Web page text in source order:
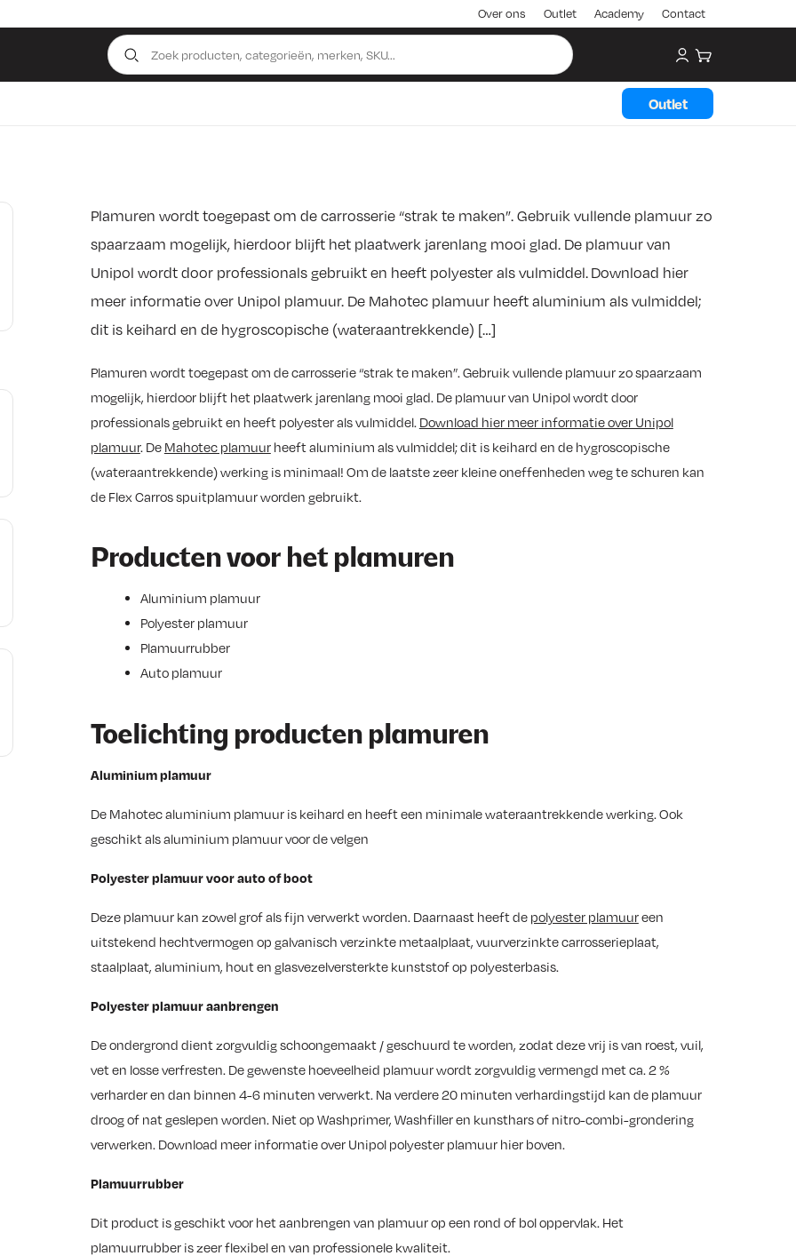
Over ons Outlet Academy Contact
My account
Winkelwagen
Outlet
Plamuren wordt toegepast om de carrosserie “strak te maken”. Gebruik vullende plamuur zo
spaarzaam mogelijk, hierdoor blijft het plaatwerk jarenlang mooi glad. De plamuur van
Unipol wordt door professionals gebruikt en heeft polyester als vulmiddel. Download hier
meer informatie over Unipol plamuur. De Mahotec plamuur heeft aluminium als vulmiddel;
dit is keihard en de hygroscopische (wateraantrekkende) […]
Plamuren wordt toegepast om de carrosserie “strak te maken”. Gebruik vullende plamuur zo spaarzaam
mogelijk, hierdoor blijft het plaatwerk jarenlang mooi glad. De plamuur van Unipol wordt door
professionals gebruikt en heeft polyester als vulmiddel. Download hier meer informatie over Unipol
plamuur. De Mahotec plamuurheeft aluminium als vulmiddel; dit is keihard en de hygroscopische
(wateraantrekkende) werking is minimaal! Om de laatste zeer kleine oneffenheden weg te schuren kan
de Flex Carros spuitplamuur worden gebruikt.
Producten voor het plamuren
Aluminium plamuur
Polyester plamuur
Plamuurrubber
Auto plamuur
Toelichting producten plamuren
Aluminium plamuur
De Mahotec aluminium plamuur is keihard en heeft een minimale wateraantrekkende werking. Ook
geschikt als aluminium plamuur voor de velgen
Polyester plamuur voor auto of boot
Deze plamuur kan zowel grof als fijn verwerkt worden. Daarnaast heeft de polyester plamuureen
uitstekend hechtvermogen op galvanisch verzinkte metaalplaat, vuurverzinkte carrosserieplaat,
staalplaat, aluminium, hout en glasvezelversterkte kunststof op polyesterbasis.
Polyester plamuur aanbrengen
De ondergrond dient zorgvuldig schoongemaakt / geschuurd te worden, zodat deze vrij is van roest, vuil,
vet en losse verfresten. De gewenste hoeveelheid plamuur wordt zorgvuldig vermengd met ca. 2 %
verharder en dan binnen 4-6 minuten verwerkt. Na verdere 20 minuten verhardingstijd kan de plamuur
droog of nat geslepen worden. Niet op Washprimer, Washfiller en kunsthars of nitro-combi-grondering
verwerken. Download meer informatie over Unipol polyester plamuur hier boven.
Plamuurrubber
Dit product is geschikt voor het aanbrengen van plamuur op een rond of bol oppervlak. Het
plamuurrubber is zeer flexibel en van professionele kwaliteit.